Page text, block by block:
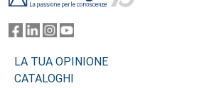
LA TUA OPINIONE
CATALOGHI